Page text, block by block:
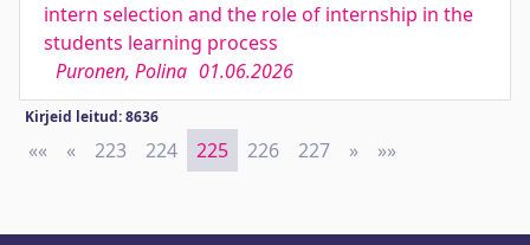
intern selection and the role of internship in the
students learning process
Puronen, Polina 01.06.2026
Kirjeid leitud: 8636
«« First
« Previous
223 224 225 226 227 » Next
»»